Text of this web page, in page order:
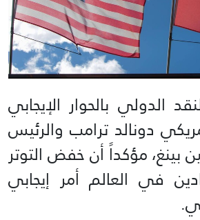
الدولي بالحوار الإيجابي
دونالد ترامب والرئيس
مؤكداً أن خفض التوتر
في العالم أمر إيجابي